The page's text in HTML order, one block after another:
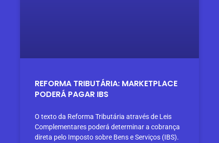
REFORMA TRIBUTÁRIA: MARKETPLACE
PODERÁ PAGAR IBS
O texto da Reforma Tributária através de Leis
Complementares poderá determinar a cobrança
direta pelo Imposto sobre Bens e Serviços (IBS).